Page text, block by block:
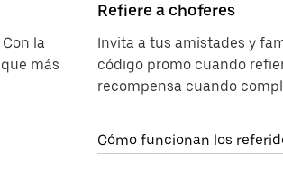
la
más
Refiere a choferes
Invita a tus amistades y
código promo cuando
recompensa cuando
Cómo funcionan los